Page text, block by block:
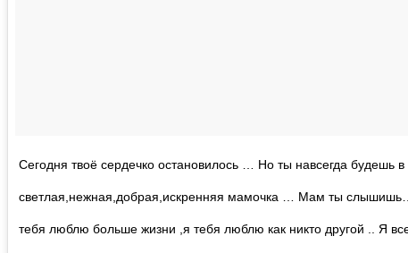
Сегодня твоё сердечко остановилось … Но ты навсегда будешь
светлая,нежная,добрая,искренняя мамочка … Мам ты
тебя люблю больше жизни ,я тебя люблю как никто другой .. Я